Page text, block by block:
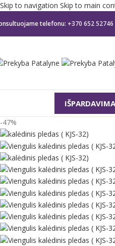
Skip to navigation Skip to main
telefonu: +370 652 52746
-47%